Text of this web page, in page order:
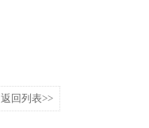
返回列表>>